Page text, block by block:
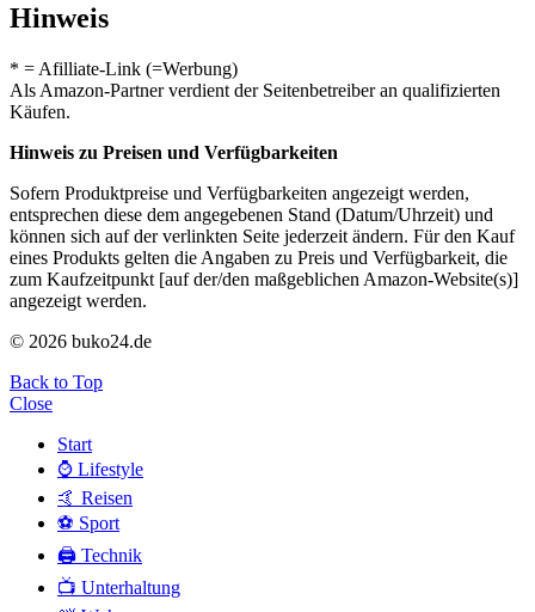
Hinweis
* = Afilliate-Link (=Werbung)
Als Amazon-Partner verdient der Seitenbetreiber an qualifizierten
Käufen.
Hinweis zu Preisen und Verfügbarkeiten
Sofern Produktpreise und Verfügbarkeiten angezeigt werden,
entsprechen diese dem angegebenen Stand (Datum/Uhrzeit) und
können sich auf der verlinkten Seite jederzeit ändern. Für den Kauf
eines Produkts gelten die Angaben zu Preis und Verfügbarkeit, die
zum Kaufzeitpunkt [auf der/den maßgeblichen Amazon-Website(s)]
angezeigt werden.
© 2026 buko24.de
Back to Top
Close
Start
⌚️ Lifestyle
🤙 Reisen
⚽️ Sport
🖨️ Technik
📺 Unterhaltung